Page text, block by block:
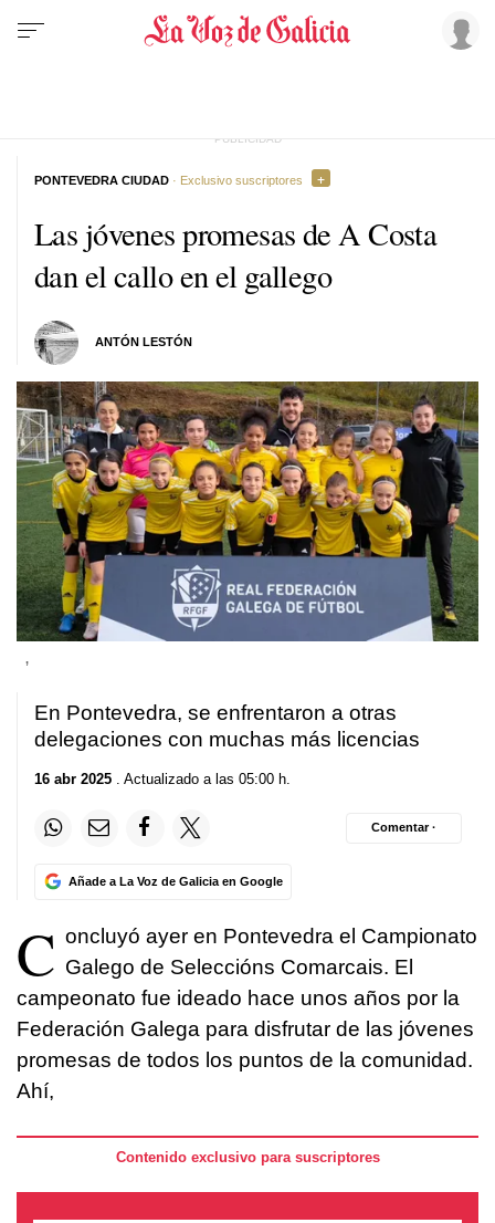
Las jóvenes promesas de A Costa
dan el callo en el gallego
ANTÓN LESTÓN
PONTEVEDRA CIUDAD · Exclusivo suscriptores
,
En Pontevedra, se enfrentaron a otras
delegaciones con muchas más licencias
16 abr 2025 . Actualizado a las 05:00 h.
Añade a La Voz de Galicia en Google
Comentar ·
C oncluyó ayer en Pontevedra el Campionato
Galego de Seleccións Comarcais. El
campeonato fue ideado hace unos años por la
Federación Galega para disfrutar de las jóvenes
promesas de todos los puntos de la comunidad.
Ahí,
Contenido exclusivo para suscriptores